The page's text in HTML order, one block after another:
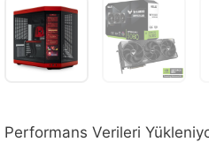
Performans Verileri